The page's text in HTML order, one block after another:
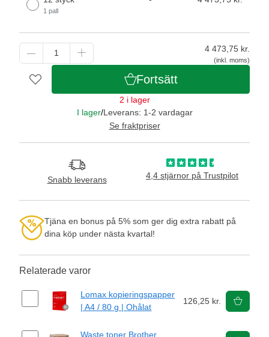
1 pall
4 473,75 kr.
(inkl. moms)
Fortsätt
2 i lager
I lager/Leverans: 1-2 vardagar
Se fraktpriser
Snabb leverans 4,4 stjärnor på Trustpilot
Tjäna en bonus på 5% som ger dig extra rabatt på
dina köp under nästa kvartal!
Relaterade varor
Lomax kopieringspapper
| A4 / 80 g | Ohålat
126,25 kr.
Waste toner Brother